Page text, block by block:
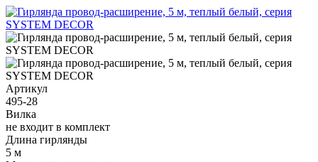
Артикул
495-28
Вилка
не входит в комплект
Длина гирлянды
5 м